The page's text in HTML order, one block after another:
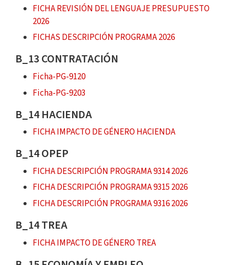
FICHA REVISIÓN DEL LENGUAJE PRESUPUESTO
2026
FICHAS DESCRIPCIÓN PROGRAMA 2026
B_13 CONTRATACIÓN
Ficha-PG-9120
Ficha-PG-9203
B_14 HACIENDA
FICHA IMPACTO DE GÉNERO HACIENDA
B_14 OPEP
FICHA DESCRIPCIÓN PROGRAMA 9314 2026
FICHA DESCRIPCIÓN PROGRAMA 9315 2026
FICHA DESCRIPCIÓN PROGRAMA 9316 2026
B_14 TREA
FICHA IMPACTO DE GÉNERO TREA